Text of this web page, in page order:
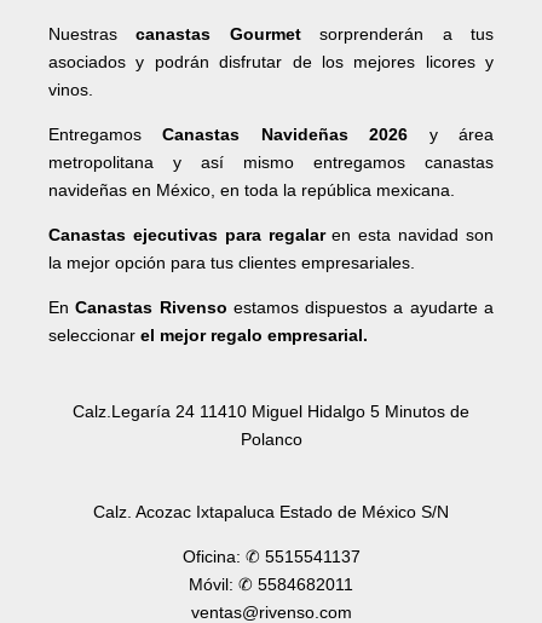
Nuestrascanastas Gourmetsorprenderán a tus
asociados y podrán disfrutar de los mejores licores y
vinos.
EntregamosCanastas Navideñas 2026 y área
metropolitana y así mismo entregamos canastas
navideñas en México, en toda la república mexicana.
Canastas ejecutivas para regalaren esta navidad son
la mejor opción para tus clientes empresariales.
EnCanastas Rivenso estamos dispuestos a ayudarte a
seleccionar el mejor regalo empresarial.
Calz.Legaría 24 11410 Miguel Hidalgo 5 Minutos de
Polanco
Calz. Acozac Ixtapaluca Estado de México S/N
Oficina: ✆ 5515541137
Móvil: ✆ 5584682011
ventas@rivenso.com